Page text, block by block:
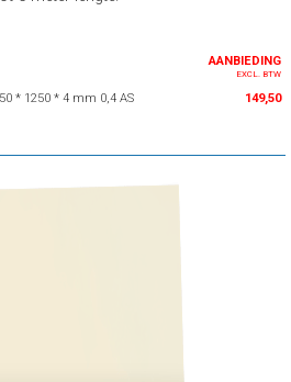
AANBIEDING
EXCL. BTW
* 1250 * 4 mm 0,4 AS 149,50